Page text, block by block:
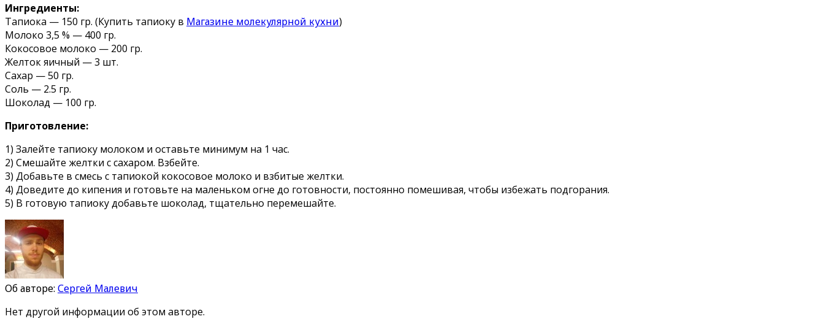
Ингредиенты:
Тапиока — 150 гр. (Купить тапиоку в Магазине молекулярной кухни)
Молоко 3,5 % — 400 гр.
Кокосовое молоко — 200 гр.
Желток яичный — 3 шт.
Сахар — 50 гр.
Соль — 2.5 гр.
Шоколад — 100 гр.
Приготовление:
1) Залейте тапиоку молоком и оставьте минимум на 1 час.
2) Смешайте желтки с сахаром. Взбейте.
3) Добавьте в смесь с тапиокой кокосовое молоко и взбитые желтки.
4) Доведите до кипения и готовьте на маленьком огне до готовности, постоянно помешивая, чтобы избежать подгорания.
5) В готовую тапиоку добавьте шоколад, тщательно перемешайте.
Об авторе: Сергей Малевич
Нет другой информации об этом авторе.